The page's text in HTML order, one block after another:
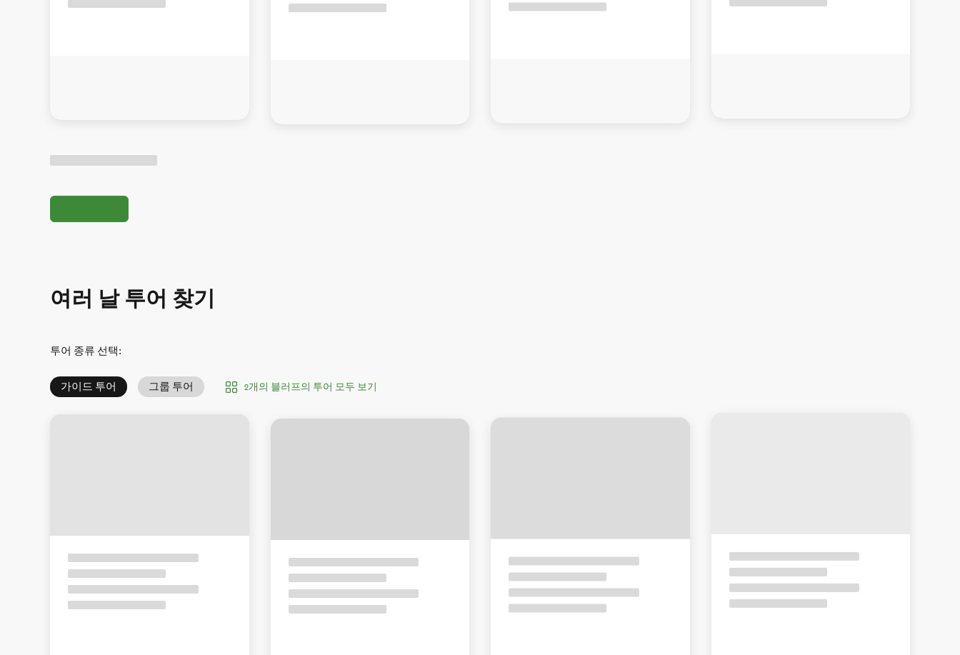
여러 날 투어 찾기
투어 종류 선택:
가이드 투어 그룹 투어 2개의 블러프의 투어 모두 보기